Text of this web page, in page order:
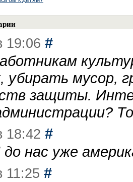
19:06 #
убирать мусор,
защиты.
18:42 #
нас уже
11:25 #